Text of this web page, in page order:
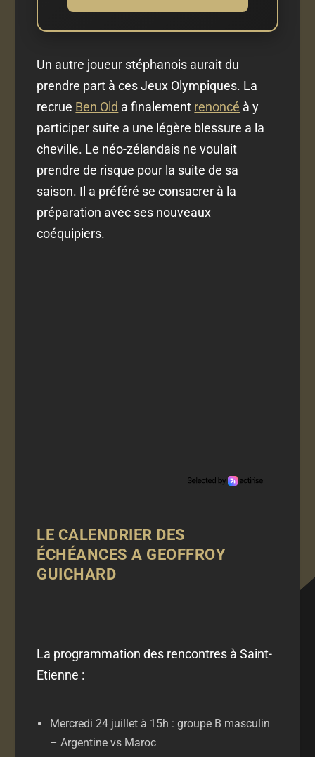
Un autre joueur stéphanois aurait du
prendre part à ces Jeux Olympiques. La
recrue Ben Old a finalement renoncé à y
participer suite a une légère blessure a la
cheville. Le néo-zélandais ne voulait
prendre de risque pour la suite de sa
saison. Il a préféré se consacrer à la
préparation avec ses nouveaux
coéquipiers.
LE CALENDRIER DES
ÉCHÉANCES A GEOFFROY
GUICHARD
La programmation des rencontres à Saint-
Etienne :
Mercredi 24 juillet à 15h : groupe B masculin
– Argentine vs Maroc